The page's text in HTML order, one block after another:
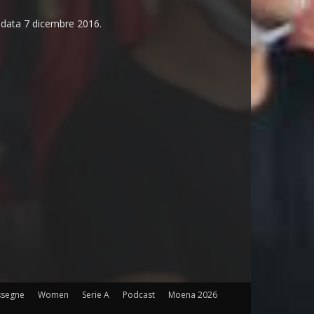
7 dicembre 2016.
Women Serie A Podcast Moena 2026